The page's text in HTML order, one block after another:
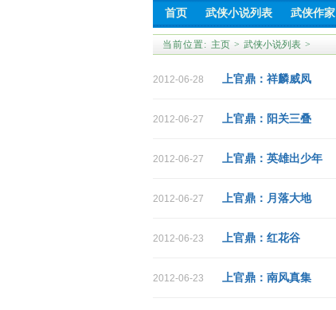
首页 武侠小说列表 武侠作家
当前位置: 主页 > 武侠小说列表 >
2012-06-28 上官鼎：祥麟威凤
2012-06-27 上官鼎：阳关三叠
2012-06-27 上官鼎：英雄出少年
2012-06-27 上官鼎：月落大地
2012-06-23 上官鼎：红花谷
2012-06-23 上官鼎：南风真集